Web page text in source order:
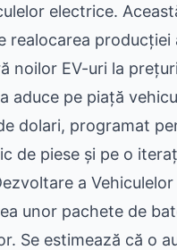
electrice.
realocarea producției
noilor EV-uri la
aduce pe piață
dolari, programat
de piese și pe o
a
unor pachete de
Se estimează că o